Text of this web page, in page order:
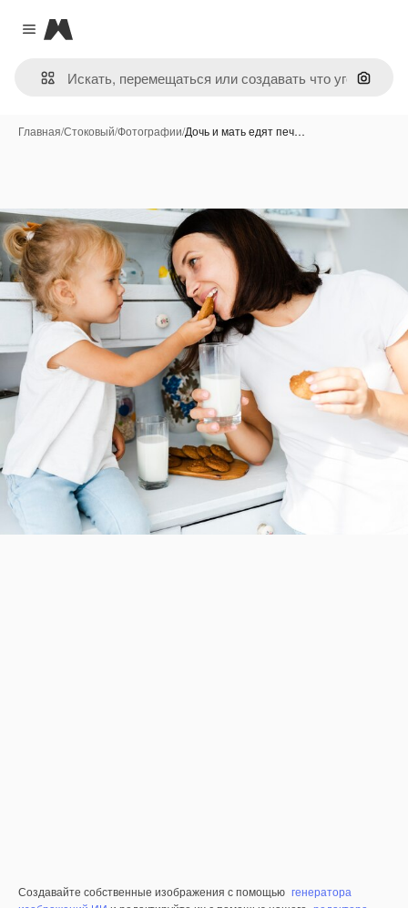
Close menu
Magnific
Поиск
Главная/Стоковый/Фотографии/Дочь и мать едят печ…
Создавайте собственные изображения с помощью генератора